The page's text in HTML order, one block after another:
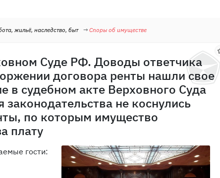
жильё, наследство, быт Споры об имуществе
Суде РФ. Доводы ответчика
договора ренты нашли свое
в судебном акте Верховного Суда
не коснулись
по которым имущество
плату
гости: